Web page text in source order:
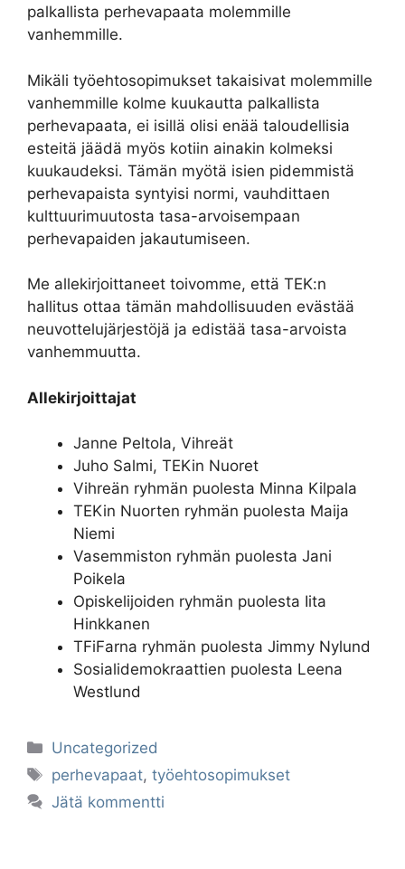
palkallista perhevapaata molemmille
vanhemmille.
Mikäli työehtosopimukset takaisivat molemmille
vanhemmille kolme kuukautta palkallista
perhevapaata, ei isillä olisi enää taloudellisia
esteitä jäädä myös kotiin ainakin kolmeksi
kuukaudeksi. Tämän myötä isien pidemmistä
perhevapaista syntyisi normi, vauhdittaen
kulttuurimuutosta tasa-arvoisempaan
perhevapaiden jakautumiseen.
Me allekirjoittaneet toivomme, että TEK:n
hallitus ottaa tämän mahdollisuuden evästää
neuvottelujärjestöjä ja edistää tasa-arvoista
vanhemmuutta.
Allekirjoittajat
Janne Peltola, Vihreät
Juho Salmi, TEKin Nuoret
Vihreän ryhmän puolesta Minna Kilpala
TEKin Nuorten ryhmän puolesta Maija
Niemi
Vasemmiston ryhmän puolesta Jani
Poikela
Opiskelijoiden ryhmän puolesta Iita
Hinkkanen
TFiFarna ryhmän puolesta Jimmy Nylund
Sosialidemokraattien puolesta Leena
Westlund
Kategoriat
Uncategorized
Avainsanat
perhevapaat,työehtosopimukset
Jätä kommentti